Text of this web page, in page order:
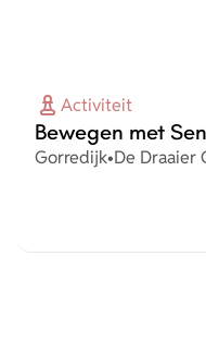
Activiteit
Bewegen met
Plaats
Gorredijk•Organisatie
De Draaier